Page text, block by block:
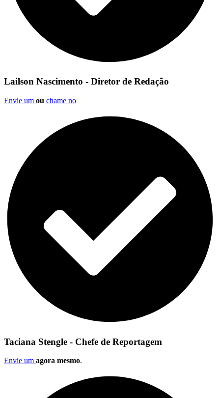
Lailson Nascimento - Diretor de Redação
Envie um ou chame no
Taciana Stengle - Chefe de Reportagem
Envie um agora mesmo.